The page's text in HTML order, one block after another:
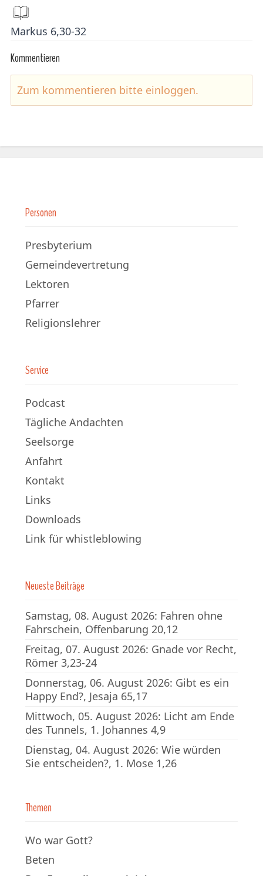
Markus 6,30-32
Kommentieren
Zum kommentieren bitte einloggen.
Personen
Presbyterium
Gemeindevertretung
Lektoren
Pfarrer
Religionslehrer
Service
Podcast
Tägliche Andachten
Seelsorge
Anfahrt
Kontakt
Links
Downloads
Link für whistleblowing
Neueste Beiträge
Samstag, 08. August 2026: Fahren ohne
Fahrschein, Offenbarung 20,12
Freitag, 07. August 2026: Gnade vor Recht,
Römer 3,23-24
Donnerstag, 06. August 2026: Gibt es ein
Happy End?, Jesaja 65,17
Mittwoch, 05. August 2026: Licht am Ende
des Tunnels, 1. Johannes 4,9
Dienstag, 04. August 2026: Wie würden
Sie entscheiden?, 1. Mose 1,26
Themen
Wo war Gott?
Beten